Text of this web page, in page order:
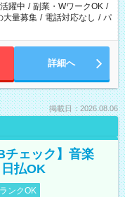
躍中 / 副業・WワークOK /
大量募集 / 電話対応なし / パ
詳細へ
掲載日：2026.08.06
チェック】音楽
払OK
ンクOK